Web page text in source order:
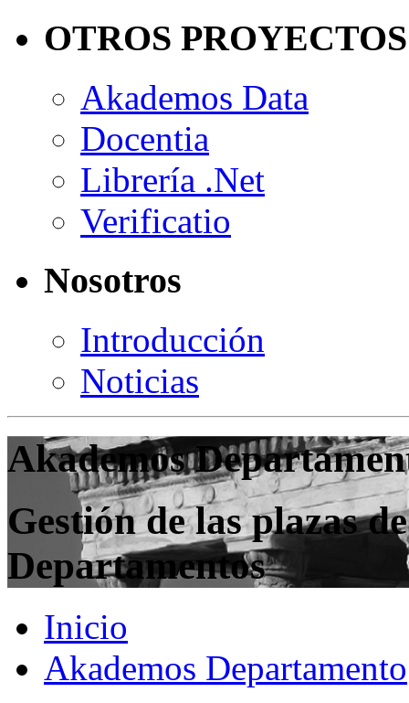
OTROS PROYECTOS
Akademos Data
Docentia
Librería .Net
Verificatio
Nosotros
Introducción
Noticias
Akademos
Gestión de las plazas
Departamentos
Inicio
Akademos Departamento